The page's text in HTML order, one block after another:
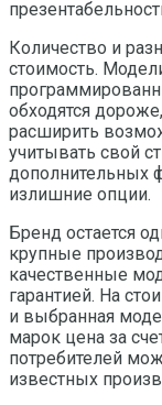
Количество и
стоимость.
обходятся
расширить
учитывать свой
дополнительных
излишние опции.
Бренд остается
крупные
качественные
гарантией. На
и выбранная
марок цена за
потребителей
известных